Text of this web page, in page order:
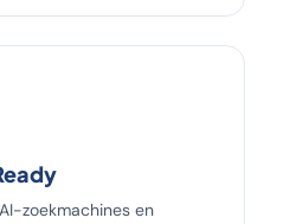
zoekmachines en